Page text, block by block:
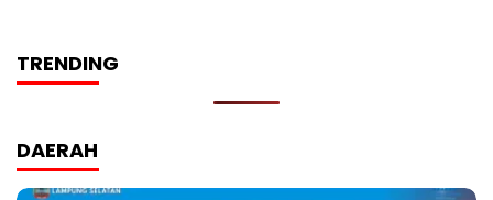
TRENDING
DAERAH